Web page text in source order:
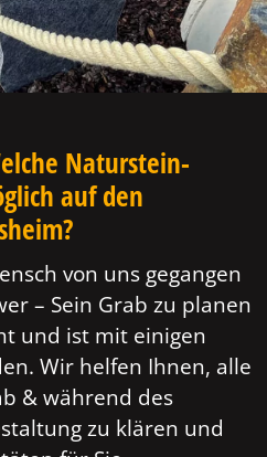
Naturstein-
auf den
von uns gegangen
– Sein Grab zu planen
und ist mit einigen
Wir helfen Ihnen, alle
& während des
zu klären und